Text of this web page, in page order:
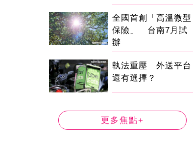
全國首創「高溫微型
保險」 台南7月試
辦
執法重壓 外送平台
還有選擇？
更多焦點+